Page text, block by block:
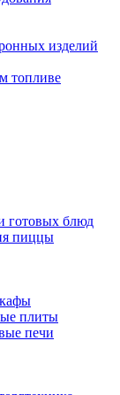
изделий
топливе
готовых блюд
пиццы
плиты
печи